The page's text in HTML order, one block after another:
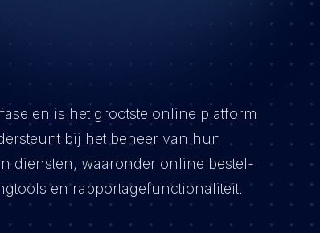
en is het grootste online platform
bij het beheer van hun
diensten, waaronder online bestel-
en rapportagefunctionaliteit.